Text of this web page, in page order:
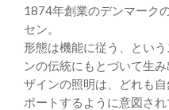
1874年創業のデンマーク
セン。
形態は機能に従う、とい
ンの伝統にもとづいて生
ザインの照明は、どれも
ポートするように意図され